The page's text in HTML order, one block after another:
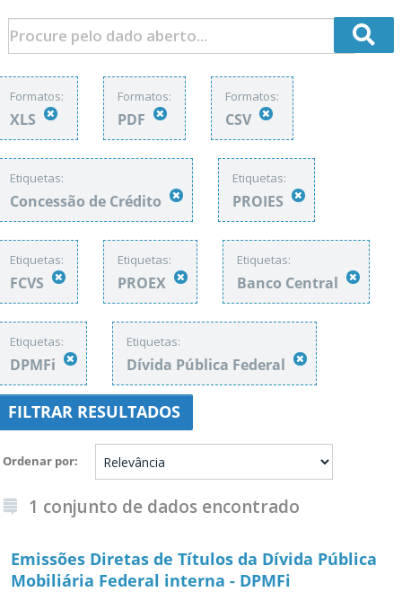
Formatos:
XLS
Formatos:
PDF
Formatos:
CSV
Etiquetas:
Concessão de Crédito
Etiquetas:
PROIES
Etiquetas:
FCVS
Etiquetas:
PROEX
Etiquetas:
Banco Central
Etiquetas:
DPMFi
Etiquetas:
Dívida Pública Federal
FILTRAR RESULTADOS
Ordenar por
1 conjunto de dados encontrado
Emissões Diretas de Títulos da Dívida Pública
Mobiliária Federal interna - DPMFi